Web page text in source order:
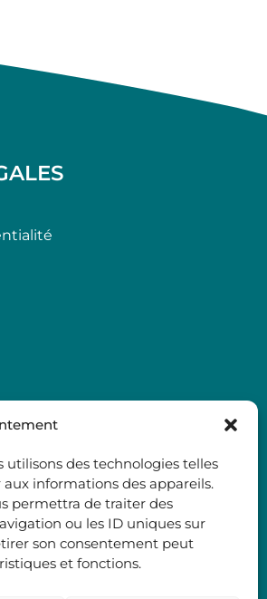
utilisons des technologies telles
informations des appareils.
permettra de traiter des
ou les ID uniques sur
son consentement peut
et fonctions.